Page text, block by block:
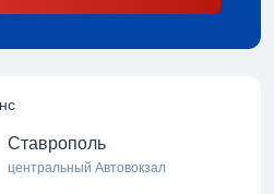
Ставрополь
центральный Автовокзал